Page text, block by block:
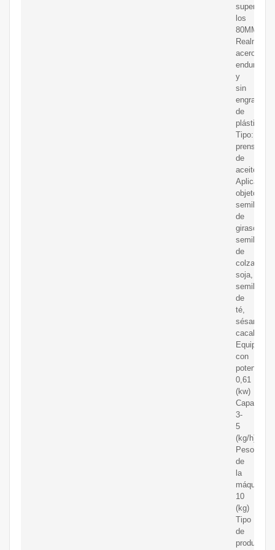
supera
los
80MM
Realmente
acero
endurecido
y
sin
engranajes
de
plástico
Tipo:
prensa
de
aceite
Aplicable
objetos:
semillas
de
girasol,
semillas
de
colza,
soja,
semillas
de
té,
sésamo,
Equipado
con
potencia:
0,61
(kw)
Capacidad:
3-
5
(kg/h)
Peso
de
la
máquina:
10
(kg)
Tipo
de
producto: